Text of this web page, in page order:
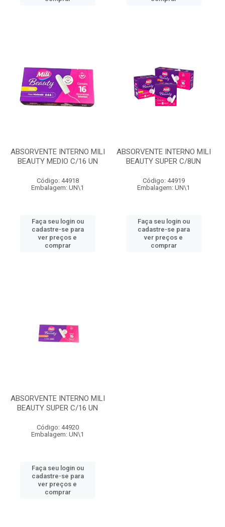
ABSORVENTE INTERNO MILI
BEAUTY MEDIO C/16 UN
Código: 44918
Embalagem: UN\1
Faça seu login ou
cadastre-se para
ver preços e
comprar
ABSORVENTE INTERNO MILI
BEAUTY SUPER C/8UN
Código: 44919
Embalagem: UN\1
Faça seu login ou
cadastre-se para
ver preços e
comprar
ABSORVENTE INTERNO MILI
BEAUTY SUPER C/16 UN
Código: 44920
Embalagem: UN\1
Faça seu login ou
cadastre-se para
ver preços e
comprar